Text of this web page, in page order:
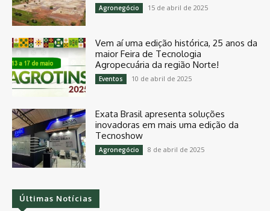
Agronegócio 15 de abril de 2025
Vem aí uma edição histórica, 25 anos da
maior Feira de Tecnologia
Agropecuária da região Norte!
Eventos 10 de abril de 2025
Exata Brasil apresenta soluções
inovadoras em mais uma edição da
Tecnoshow
Agronegócio 8 de abril de 2025
Últimas Notícias